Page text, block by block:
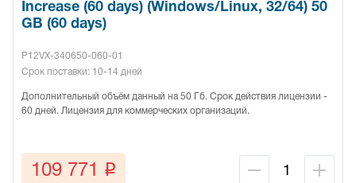
Increase (60 days) (Windows/Linux, 32/64) 50
GB (60 days)
P12VX-340650-060-01
Срок поставки: 10-14 дней
Дополнительный объём данный на 50 Гб. Срок действия лицензии -
60 дней. Лицензия для коммерческих организаций.
109 771 q